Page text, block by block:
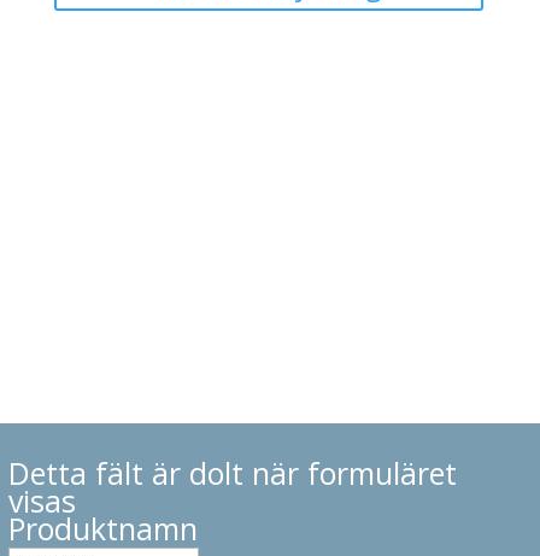
Detta fält är dolt när formuläret
visas
Produktnamn